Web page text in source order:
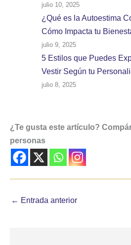
julio 10, 2025
¿Qué es la Autoestima
Cómo Impacta tu
julio 9, 2025
5 Estilos que Puedes
Vestir Según tu
julio 8, 2025
¿Te gusta este artículo?
personas
← Entrada anterior